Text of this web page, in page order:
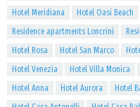
Hotel Meridiana
Hotel Oasi Beach
Residence apartments Loncrini
Hotel Rosa
Hotel San Marco
Hotel Venezia
Hotel Villa Monica
Hotel Anna
Hotel Aurora Hotel